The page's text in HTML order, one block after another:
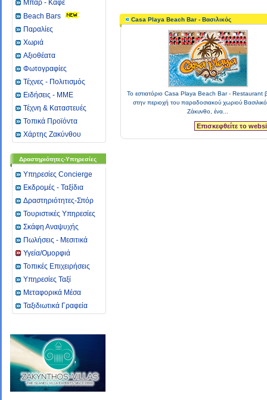
Μπαρ - Καφέ
Beach Bars
Παραλίες
Χωριά
Αξιοθέατα
Φωτογραφίες
Τέχνες - Πολιτισμός
Ειδήσεις - ΜΜΕ
Τέχνη & Καταστευές
Τοπικά Προϊόντα
Χάρτης Ζακύνθου
Δραστηριότητες-Υπηρεσίες
Υπηρεσίες Concierge
Εκδρομές - Ταξίδια
Δραστηριότητες-Σπόρ
Τουριστικές Υπηρεσίες
Σκάφη Αναψυχής
Πωλήσεις - Μεσιτικά
Υγεία/Ομορφιά
Toπικές Επιχειρήσεις
Υπηρεσίες Ταξί
Μεταφορικά Μέσα
Ταξιδιωτικά Γραφεία
Casa Playa Beach Bar - Βασιλικός
Το εστιατόριο Casa Playa Beach Bar - Restaurant
στην περιοχή του παραδοσιακού χωριού
Ζάκυνθο, ένα...
Επισκεφθείτε το